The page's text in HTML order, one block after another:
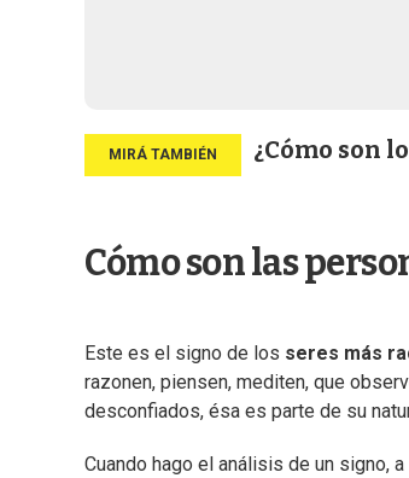
¿Cómo son
Cómo son las
Este es el signo de los seres más
razonen, piensen, mediten, que
desconfiados, ésa es parte de su
Cuando hago el análisis de un signo,